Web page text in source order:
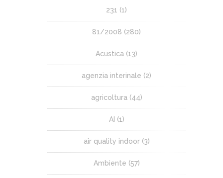
231 (1)
81/2008 (280)
Acustica (13)
agenzia interinale (2)
agricoltura (44)
AI (1)
air quality indoor(3)
Ambiente (57)